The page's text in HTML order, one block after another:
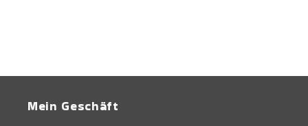
Mein Geschäft